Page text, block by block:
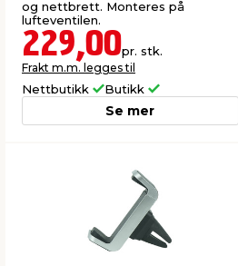
og nettbrett. Monteres på
lufteventilen.
229,00pr. stk.
Frakt m.m. legges til
Nettbutikk Butikk
Se mer